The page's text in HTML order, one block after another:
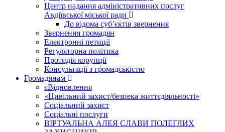
Центр надання адміністративних послуг
Авдіївської міської ради
До відома суб’єктів звернення
Звернення громадян
Електронні петиції
Регуляторна політика
Протидія корупції
Консультації з громадськістю
Громадянам
єВідновлення
«Цивільний захист/безпека життєдіяльності»
Соціальний захист
Соціальні послуги
ВІРТУАЛЬНА АЛЕЯ СЛАВИ ПОЛЕГЛИХ